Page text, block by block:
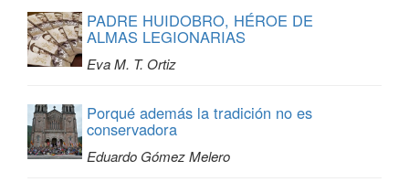
PADRE HUIDOBRO, HÉROE DE
ALMAS LEGIONARIAS
Eva M. T. Ortiz
Porqué además la tradición no es
conservadora
Eduardo Gómez Melero